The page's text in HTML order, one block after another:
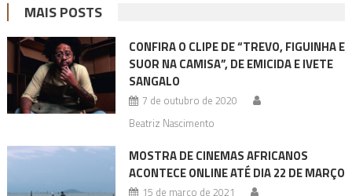
MAIS POSTS
CONFIRA O CLIPE DE “TREVO, FIGUINHA E
SUOR NA CAMISA”, DE EMICIDA E IVETE
SANGALO
7 de outubro de 2020
Beatriz Nascimento
MOSTRA DE CINEMAS AFRICANOS
ACONTECE ONLINE ATÉ DIA 22 DE MARÇO
15 de março de 2021